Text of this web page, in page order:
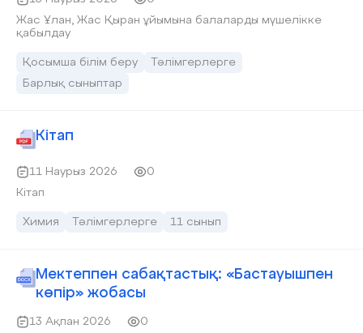
Жас Ұлан, Жас Қыран ұйымына балаларды мүшелікке
қабылдау
Қосымша білім беру
Тәлімгерлерге
Барлық сыныптар
Кітап
11 Наурыз 2026
0
Кітап
Химия Тәлімгерлерге 11 сынып
Мектеппен сабақтастық: «Бастауышпен
көпір» жобасы
13 Ақпан 2026
0